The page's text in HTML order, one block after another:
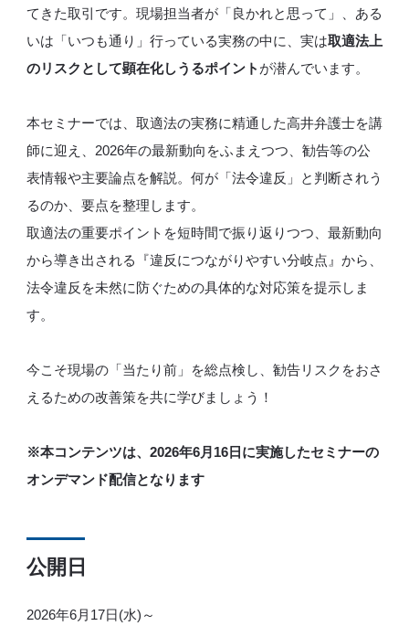
てきた取引です。現場担当者が「良かれと思って」、ある
いは「いつも通り」行っている実務の中に、実は取適法上
のリスクとして顕在化しうるポイント が潜んでいます。
本セミナーでは、取適法の実務に精通した高井弁護士を講
師に迎え、2026年の最新動向をふまえつつ、勧告等の公
表情報や主要論点を解説。何が「法令違反」と判断されう
るのか、要点を整理します。
取適法の重要ポイントを短時間で振り返りつつ、最新動向
から導き出される『違反につながりやすい分岐点』から、
法令違反を未然に防ぐための具体的な対応策を提示しま
す。
今こそ現場の「当たり前」を総点検し、勧告リスクをおさ
えるための改善策を共に学びましょう！
※本コンテンツは、2026年6月16日に実施したセミナーの
オンデマンド配信となります
公開日
2026年6月17日(水)～